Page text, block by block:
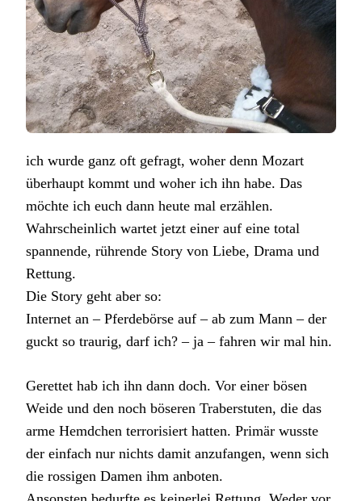
ich wurde ganz oft gefragt, woher denn Mozart
überhaupt kommt und woher ich ihn habe. Das
möchte ich euch dann heute mal erzählen.
Wahrscheinlich wartet jetzt einer auf eine total
spannende, rührende Story von Liebe, Drama und
Rettung.
Die Story geht aber so:
Internet an – Pferdebörse auf – ab zum Mann – der
guckt so traurig, darf ich? – ja – fahren wir mal hin.
Gerettet hab ich ihn dann doch. Vor einer bösen
Weide und den noch böseren Traberstuten, die das
arme Hemdchen terrorisiert hatten. Primär wusste
der einfach nur nichts damit anzufangen, wenn sich
die rossigen Damen ihm anboten.